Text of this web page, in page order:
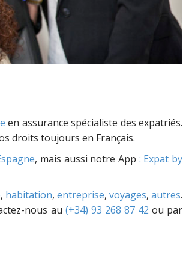
en assurance spécialiste des expatriés.
droits toujours en Français.
, mais aussi notre App : Expat by
, habitation, entreprise, voyages,autres.
nous au (+34) 93 268 87 42 ou par